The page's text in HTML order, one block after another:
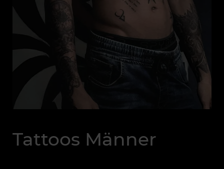
Tattoos Männer